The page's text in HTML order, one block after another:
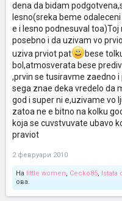
dena da bidam
lesno(sreka beme
e i lesno podnesuval
posebno i da uzivam vo
uziva prviot pat
bese
bol,atmosverata bese
,prvin se tusiravme zaedno i
sega znae deka vredelo da
god i super ni e,uzivame vo
zatoa ne e bitno na kolku
koja se cuvstvuvate ubavo
praviot
2 февруари 2010
На little women, Cecko85, Istata
ова.